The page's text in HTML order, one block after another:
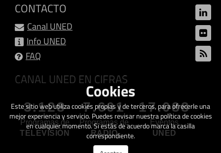
CONTACTO
Canal UNED
Info UNED
FAQ
CANAL UNED EN CIFRAS
3.128
Programas de
TELEVISIÓN
7.601
Programas de
RADIO
17.088
Eventos
UNED
Cookies
Este sitio web utiliza cookies propias y de terceros, para ofrecerle una
mejor experiencia y servicio. Puedes revisar nuestra política de cookies
en cualquier momento. Si estás de acuerdo marca la casilla
correspondiente.